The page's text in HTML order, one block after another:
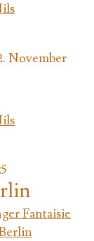
November
Fantaisie